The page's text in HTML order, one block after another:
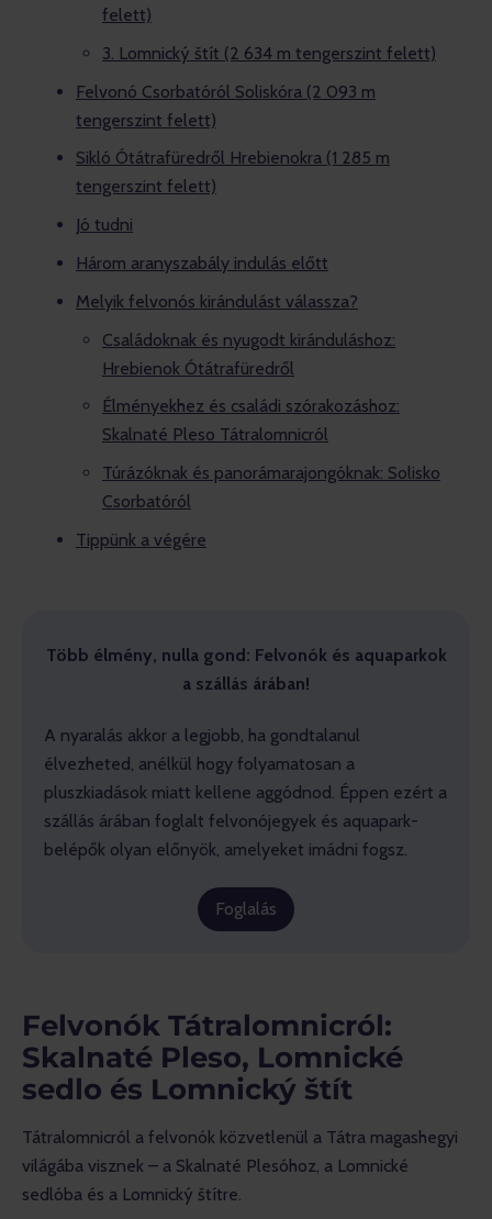
felett)
3. Lomnický štít (2 634 m tengerszint felett)
Felvonó Csorbatóról Soliskóra (2 093 m
tengerszint felett)
Sikló Ótátrafüredről Hrebienokra (1 285 m
tengerszint felett)
Jó tudni
Három aranyszabály indulás előtt
Melyik felvonós kirándulást válassza?
Családoknak és nyugodt kiránduláshoz:
Hrebienok Ótátrafüredről
Élményekhez és családi szórakozáshoz:
Skalnaté Pleso Tátralomnicról
Túrázóknak és panorámarajongóknak: Solisko
Csorbatóról
Tippünk a végére
Több élmény, nulla gond: Felvonók és aquaparkok
a szállás árában!
A nyaralás akkor a legjobb, ha gondtalanul
élvezheted, anélkül hogy folyamatosan a
pluszkiadások miatt kellene aggódnod. Éppen ezért a
szállás árában foglalt felvonójegyek és aquapark-
belépők olyan előnyök, amelyeket imádni fogsz.
Foglalás
Felvonók Tátralomnicról:
Skalnaté Pleso, Lomnické
sedlo és Lomnický štít
Tátralomnicról a felvonók közvetlenül a Tátra magashegyi
világába visznek – a Skalnaté Plesóhoz, a Lomnické
sedlóba és a Lomnický štítre.